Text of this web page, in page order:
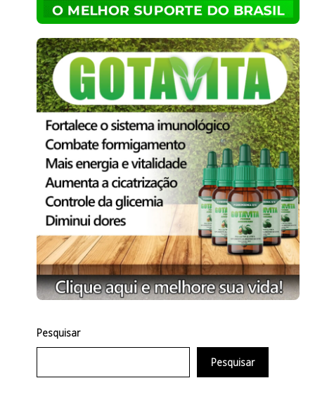
Pesquisar
Pesquisar